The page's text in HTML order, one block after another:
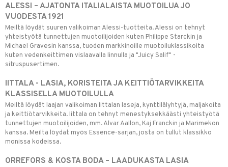
ALESSI – AJATONTA ITALIALAISTA MUOTOILUA JO
VUODESTA 1921
Meiltä löydät suuren valikoiman Alessi-tuotteita. Alessi on tehnyt
yhteistyötä tunnettujen muotoilijoiden kuten Philippe Starckin ja
Michael Gravesin kanssa, tuoden markkinoille muotoiluklassikoita
kuten vedenkeittimen vislaavalla linnulla ja "Juicy Salif" -
sitruspusertimen.
IITTALA - LASIA, KORISTEITA JA KEITTIÖTARVIKKEITA
KLASSISELLA MUOTOILULLA
Meiltä löydät laajan valikoiman Iittalan laseja, kynttilälyhtyjä, maljakoita
ja keittiötarvikkeita. Iittala on tehnyt menestyksekkäästi yhteistyötä
tunnettujen muotoilijoiden, mm. Alvar Aallon, Kaj Franckin ja Marimekon
kanssa. Meiltä löydät myös Essence-sarjan, josta on tullut klassikko
monissa kodeissa.
ORREFORS & KOSTA BODA – LAADUKASTA LASIA